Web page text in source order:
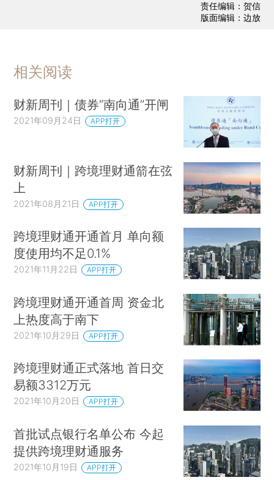
责任编辑：贺信
版面编辑：边放
相关阅读
财新周刊｜债券“南向通”开闸
2021年09月24日 APP打开
财新周刊｜跨境理财通箭在弦
上
2021年08月21日 APP打开
跨境理财通开通首月 单向额
度使用均不足0.1%
2021年11月22日 APP打开
跨境理财通开通首周 资金北
上热度高于南下
2021年10月29日 APP打开
跨境理财通正式落地 首日交
易额3312万元
2021年10月20日 APP打开
首批试点银行名单公布 今起
提供跨境理财通服务
2021年10月19日 APP打开